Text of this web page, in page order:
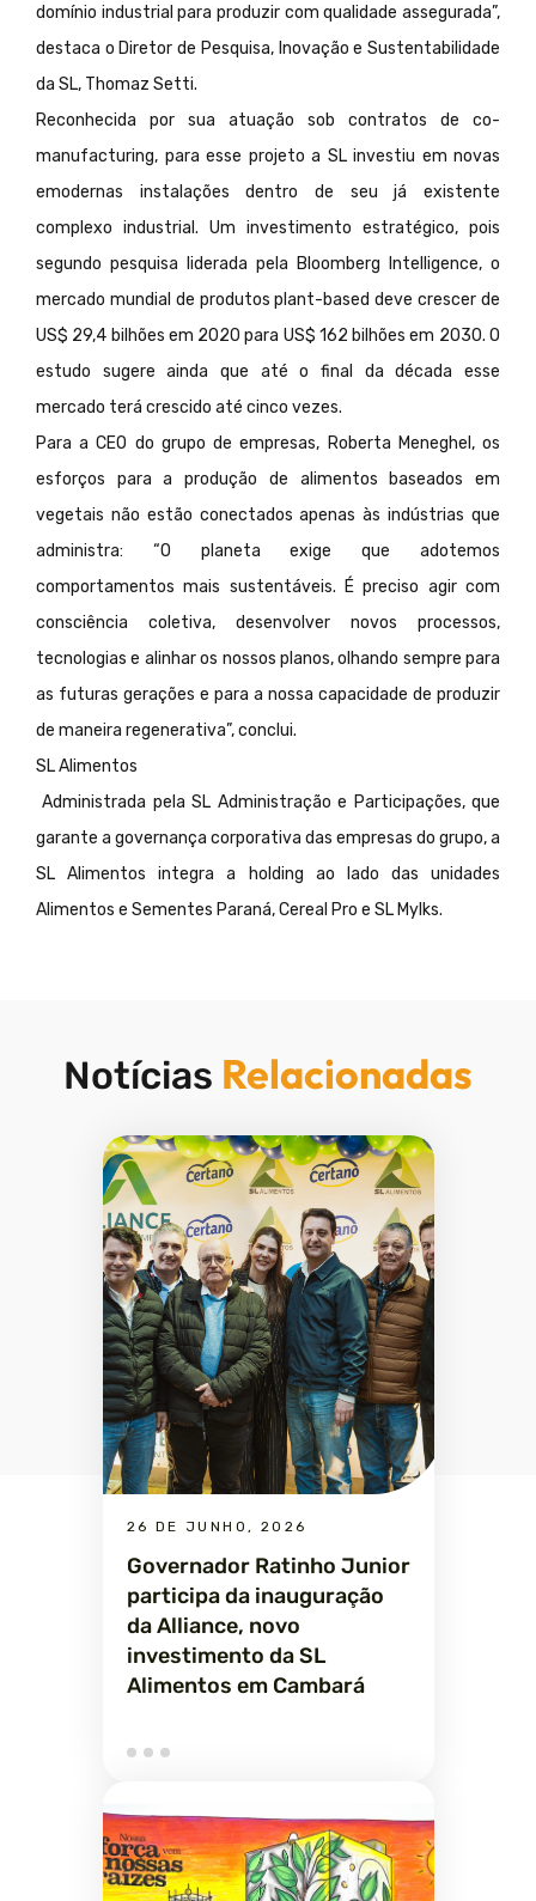
domínio industrial para produzir com qualidade assegurada”,
destaca o Diretor de Pesquisa, Inovação e Sustentabilidade
da SL, Thomaz Setti.
Reconhecida por sua atuação sob contratos de co-
manufacturing, para esse projeto a SL investiu em novas
emodernas instalações dentro de seu já existente
complexo industrial. Um investimento estratégico, pois
segundo pesquisa liderada pela Bloomberg Intelligence, o
mercado mundial de produtos plant-based deve crescer de
US$ 29,4 bilhões em 2020 para US$ 162 bilhões em 2030. O
estudo sugere ainda que até o final da década esse
mercado terá crescido até cinco vezes.
Para a CEO do grupo de empresas, Roberta Meneghel, os
esforços para a produção de alimentos baseados em
vegetais não estão conectados apenas às indústrias que
administra: “O planeta exige que adotemos
comportamentos mais sustentáveis. É preciso agir com
consciência coletiva, desenvolver novos processos,
tecnologias e alinhar os nossos planos, olhando sempre para
as futuras gerações e para a nossa capacidade de produzir
de maneira regenerativa”, conclui.
SL Alimentos
Administrada pela SL Administração e Participações, que
garante a governança corporativa das empresas do grupo, a
SL Alimentos integra a holding ao lado das unidades
Alimentos e Sementes Paraná, Cereal Pro e SL Mylks.
Notícias Relacionadas
26 DE JUNHO, 2026
Governador Ratinho Junior
participa da inauguração
da Alliance, novo
investimento da SL
Alimentos em Cambará